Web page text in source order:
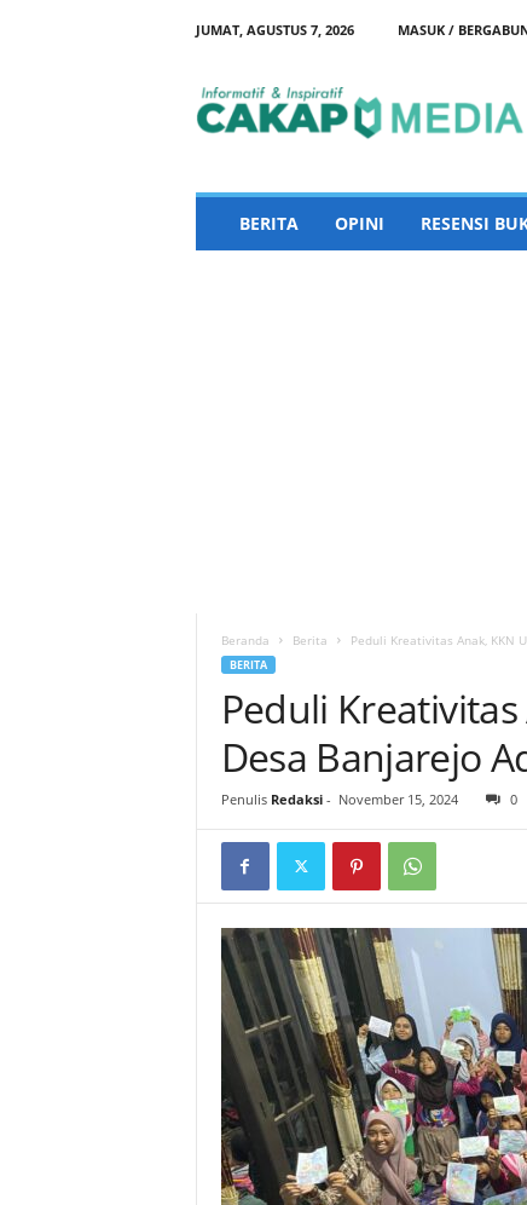
JUMAT, AGUSTUS 7, 2026
MASUK /
k
a
BERITA OPINI RESENSI
Beranda Berita Peduli Kreativitas Anak, KKN
BERITA
Peduli
Desa Banjarejo
Penulis Redaksi- November 15, 2024 0